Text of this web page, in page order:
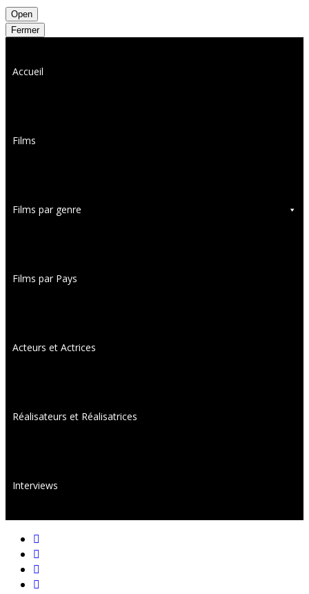
Open
Fermer
Accueil
Films
Films par genre
Films par Pays
Acteurs et Actrices
Réalisateurs et Réalisatrices
Interviews